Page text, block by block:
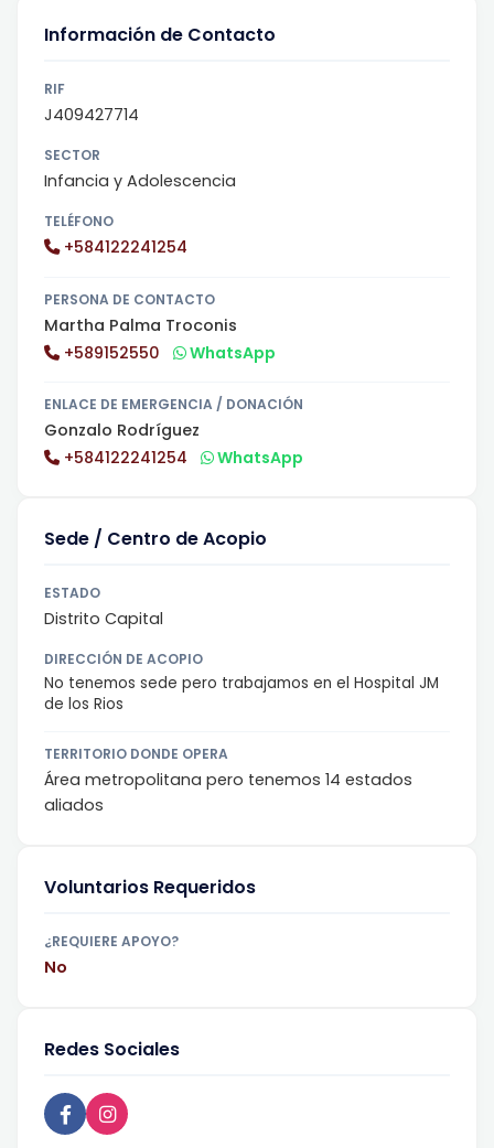
Información de Contacto
RIF
J409427714
SECTOR
Infancia y Adolescencia
TELÉFONO
+584122241254
PERSONA DE CONTACTO
Martha Palma Troconis
+589152550
WhatsApp
ENLACE DE EMERGENCIA / DONACIÓN
Gonzalo Rodríguez
+584122241254
WhatsApp
Sede / Centro de Acopio
ESTADO
Distrito Capital
DIRECCIÓN DE ACOPIO
No tenemos sede pero trabajamos en el Hospital JM
de los Rios
TERRITORIO DONDE OPERA
Área metropolitana pero tenemos 14 estados
aliados
Voluntarios Requeridos
¿REQUIERE APOYO?
No
Redes Sociales